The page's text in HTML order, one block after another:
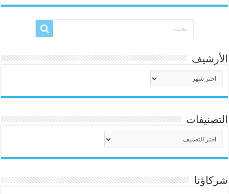
الأرشيف
التصنيفات
شركاؤنا